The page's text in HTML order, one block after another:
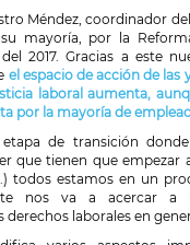
Méndez, coordinador
mayoría, por la
2017. Gracias a este
el espacio de acción de las
laboral aumenta,
por la mayoría de
de transición
que tienen que empezar
todos estamos en un
nos va a acercar
laborales en